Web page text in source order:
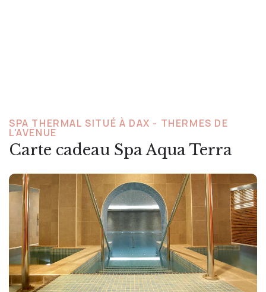
SPA THERMAL SITUÉ À DAX - THERMES DE
L'AVENUE
Carte cadeau Spa Aqua Terra